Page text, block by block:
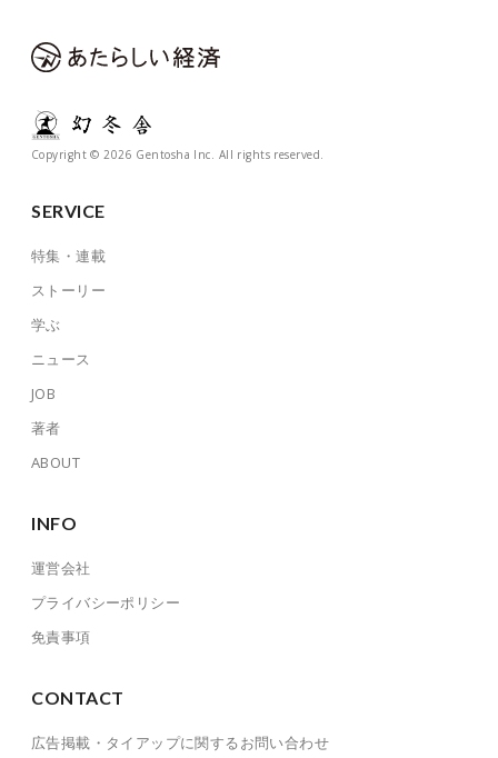
Copyright © 2026 Gentosha Inc. All rights reserved.
SERVICE
特集・連載
ストーリー
学ぶ
ニュース
JOB
著者
ABOUT
INFO
運営会社
プライバシーポリシー
免責事項
CONTACT
広告掲載・タイアップに関するお問い合わせ